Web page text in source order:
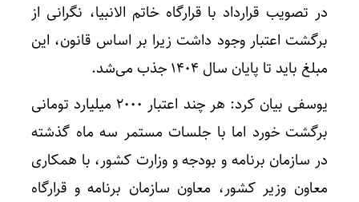
در تصویب قرارداد با قرارگاه خاتم الانبیا، نگرانی از
برگشت اعتبار وجود داشت زیرا بر اساس قانون، این
مبلغ باید تا پایان سال ۱۴۰۴ جذب می‌شد.
یوسفی بیان کرد: هر چند اعتبار ۲۰۰۰ میلیارد تومانی
برگشت خورد اما با جلسات مستمر سه ماه گذشته
در سازمان برنامه و بودجه و وزارت کشور، با همکاری
معاون وزیر کشور، معاون سازمان برنامه و قرارگاه